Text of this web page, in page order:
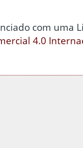
com uma
4.0